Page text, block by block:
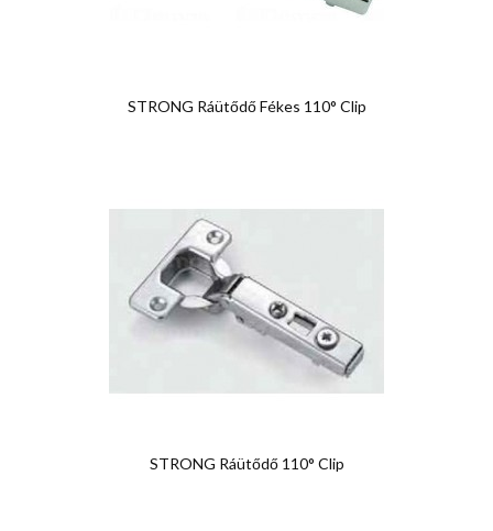
STRONG Ráütődő Fékes 110° Clip
STRONG Ráütődő 110° Clip